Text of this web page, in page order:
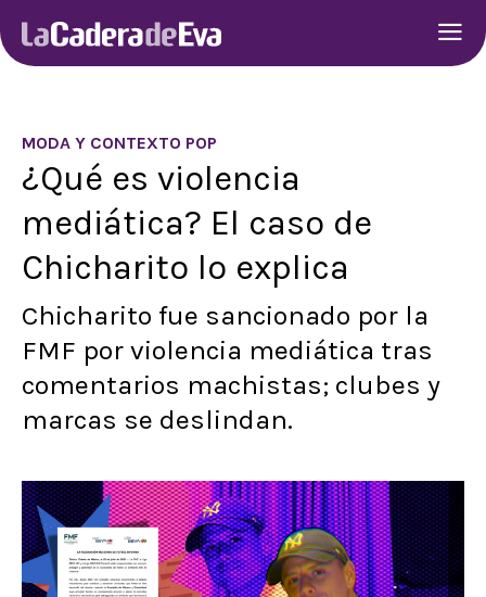
MODA Y CONTEXTO POP
¿Qué es violencia
mediática? El caso de
Chicharito lo explica
Chicharito fue sancionado por la
FMF por violencia mediática tras
comentarios machistas; clubes y
marcas se deslindan.